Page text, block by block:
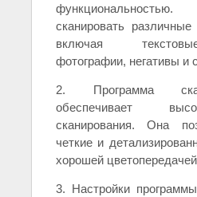
сканировать
включая
фотографии, негативы и
2. Программа
обеспечивает
сканирования. Она
четкие и
хорошей
3. Настройки